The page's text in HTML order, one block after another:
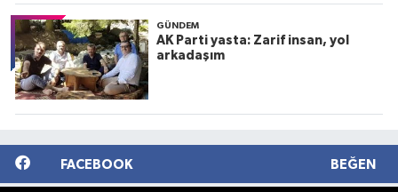
GÜNDEM
AK Parti yasta: Zarif insan, yol
arkadaşım
FACEBOOK BEĞEN